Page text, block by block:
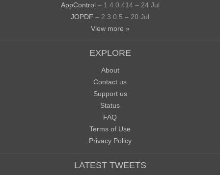
AppControl – 1.4.0.414 – 24 Jul
JOPDF – 2.3.0.5 – 20 Jul
View more »
EXPLORE
About
Contact us
Support us
Status
FAQ
Terms of Use
Privacy Policy
LATEST TWEETS